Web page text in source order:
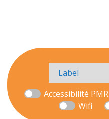
Accessibilité PMR
Wifi